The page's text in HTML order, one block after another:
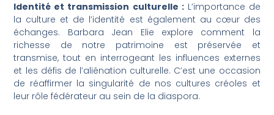
Identité et transmission culturelle :L’importance de
la culture et de l’identité est également au cœur des
échanges. Barbara Jean Elie explore comment la
richesse de notre patrimoine est préservée et
transmise, tout en interrogeant les influences externes
et les défis de l’aliénation culturelle. C’est une occasion
de réaffirmer la singularité de nos cultures créoles et
leur rôle fédérateur au sein de la diaspora.